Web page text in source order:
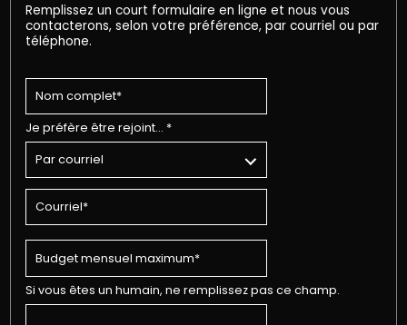
Remplissez un court formulaire en ligne et nous vous
contacterons, selon votre préférence, par courriel ou par
téléphone.
Je préfère être rejoint… *
Si vous êtes un humain, ne remplissez pas ce champ.